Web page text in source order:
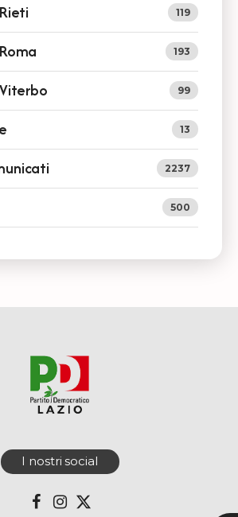
119
193
99
13
2237
500
I nostri social